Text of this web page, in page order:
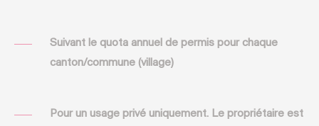
Suivant le quota annuel de permis pour chaque
canton/commune (village)
Pour un usage privé uniquement. Le propriétaire est